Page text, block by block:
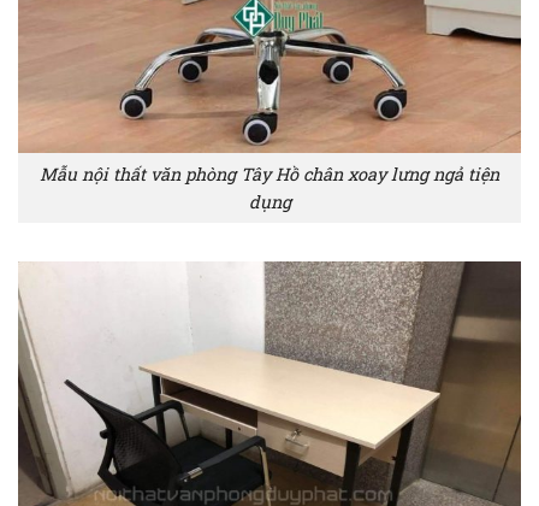
Mẫu nội thất văn phòng Tây Hồ chân xoay lưng ngả tiện
dụng